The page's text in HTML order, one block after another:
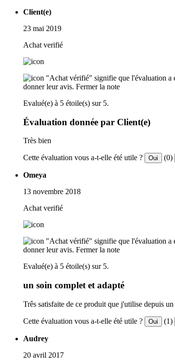
Client(e)
23 mai 2019
Achat verifié
"Achat vérifié" signifie que l'évaluation a
donner leur avis. Fermer la note
Evalué(e) à 5 étoile(s) sur 5.
Évaluation donnée par Client(e)
Très bien
Cette évaluation vous a-t-elle été utile ? Oui (0)
Omeya
13 novembre 2018
Achat verifié
"Achat vérifié" signifie que l'évaluation a
donner leur avis. Fermer la note
Evalué(e) à 5 étoile(s) sur 5.
un soin complet et adapté
Três satisfaite de ce produit que j'utilise depuis
Cette évaluation vous a-t-elle été utile ? Oui (1)
Audrey
20 avril 2017